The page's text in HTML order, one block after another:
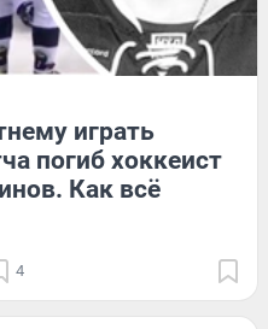
играть
погиб хоккеист
Как всё
4